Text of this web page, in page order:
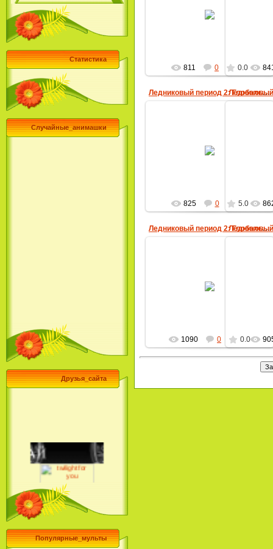
Статистика
Случайные_анимашки
Друзья_сайта
Популярные_мульты
811 0 0.0
Ледниковый период 2: Глобальное потепление
825 0 5.0
Ледниковый период 2: Глобальное потепление
1090 0 0.0